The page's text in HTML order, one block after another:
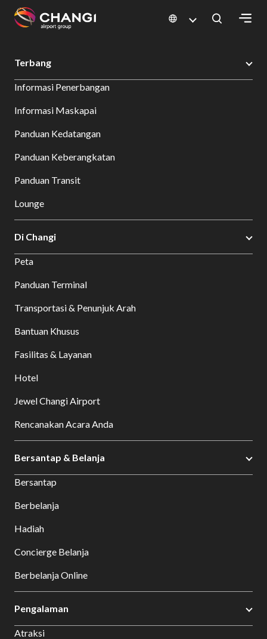
Changi
Language
Changi Airport
Terbang
Informasi Penerbangan
Informasi Maskapai
Panduan Kedatangan
Panduan Keberangkatan
Panduan Transit
Lounge
Di Changi
Peta
Panduan Terminal
Transportasi & Penunjuk Arah
Bantuan Khusus
Fasilitas & Layanan
Hotel
Jewel Changi Airport
Rencanakan Acara Anda
Bersantap & Belanja
Bersantap
Berbelanja
Hadiah
Concierge Belanja
Berbelanja Online
Pengalaman
Atraksi